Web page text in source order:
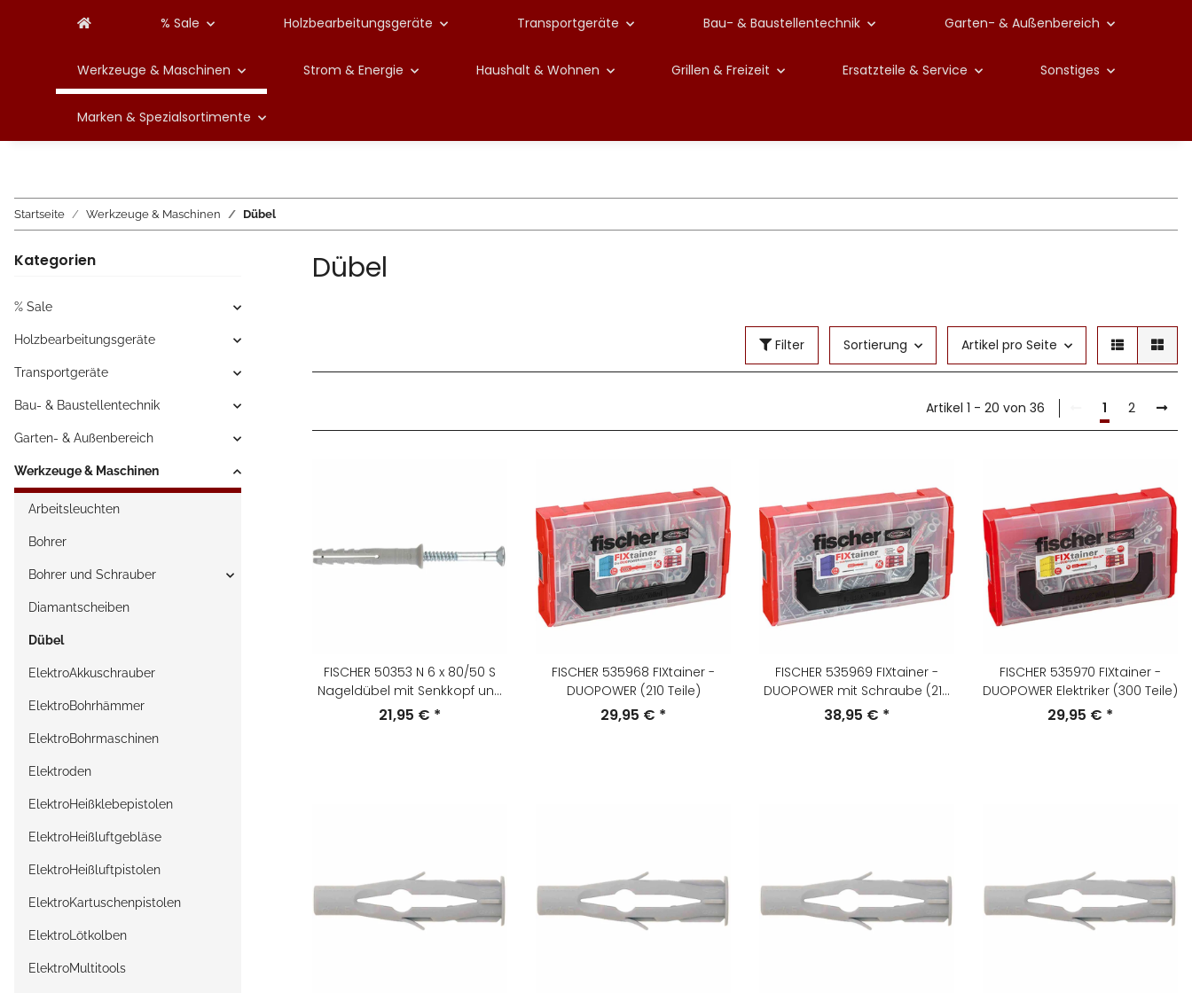
% Sale Holzbearbeitungsgeräte Transportgeräte Bau- & Baustellentechnik Garten- & Außenbereich
Werkzeuge & Maschinen Strom & Energie Haushalt & Wohnen Grillen & Freizeit Ersatzteile & Service Sonstiges
Marken & Spezialsortimente
Startseite Werkzeuge & Maschinen Dübel
Dübel
Filter Sortierung Artikel pro Seite
Artikel 1 - 20 von 36 1 2
FISCHER 50353 N 6 x 80/50 S
Nageldübel mit Senkkopf und
Nagelschraube,
21,95 € *
FISCHER 535968 FIXtainer -
DUOPOWER (210 Teile)
29,95 € *
FISCHER 535969 FIXtainer -
DUOPOWER mit Schraube (210
Teile)
38,95 € *
FISCHER 535970 FIXtainer -
DUOPOWER Elektriker (300 Teile)
29,95 € *
Kategorien
% Sale
Holzbearbeitungsgeräte
Transportgeräte
Bau- & Baustellentechnik
Garten- & Außenbereich
Werkzeuge & Maschinen
Arbeitsleuchten
Bohrer
Bohrer und Schrauber
Diamantscheiben
Dübel
ElektroAkkuschrauber
ElektroBohrhämmer
ElektroBohrmaschinen
Elektroden
ElektroHeißklebepistolen
ElektroHeißluftgebläse
ElektroHeißluftpistolen
ElektroKartuschenpistolen
ElektroLötkolben
ElektroMultitools